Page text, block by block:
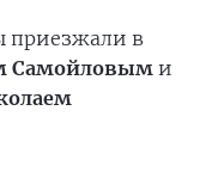
приезжали в
Самойловыми